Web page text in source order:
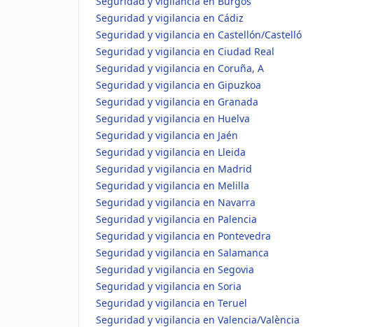
Seguridad y vigilancia en Cádiz
Seguridad y vigilancia en Castellón/Castelló
Seguridad y vigilancia en Ciudad Real
Seguridad y vigilancia en Coruña, A
Seguridad y vigilancia en Gipuzkoa
Seguridad y vigilancia en Granada
Seguridad y vigilancia en Huelva
Seguridad y vigilancia en Jaén
Seguridad y vigilancia en Lleida
Seguridad y vigilancia en Madrid
Seguridad y vigilancia en Melilla
Seguridad y vigilancia en Navarra
Seguridad y vigilancia en Palencia
Seguridad y vigilancia en Pontevedra
Seguridad y vigilancia en Salamanca
Seguridad y vigilancia en Segovia
Seguridad y vigilancia en Soria
Seguridad y vigilancia en Teruel
Seguridad y vigilancia en Valencia/València